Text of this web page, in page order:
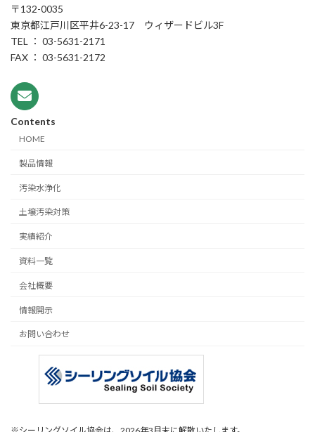
〒132-0035
東京都江戸川区平井6-23-17 ウィザードビル3F
TEL ： 03-5631-2171
FAX ： 03-5631-2172
Contents
HOME
製品情報
汚染水浄化
土壌汚染対策
実績紹介
資料一覧
会社概要
情報開示
お問い合わせ